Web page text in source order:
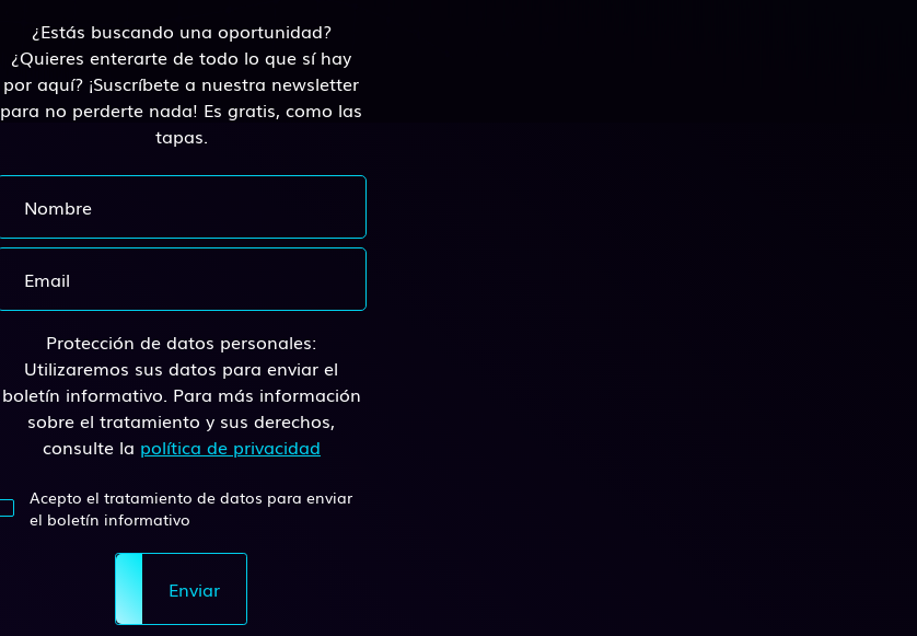
¿Estás buscando una oportunidad?
¿Quieres enterarte de todo lo que sí hay
por aquí? ¡Suscríbete a nuestra newsletter
para no perderte nada! Es gratis, como las
tapas.
Protección de datos personales:
Utilizaremos sus datos para enviar el
boletín informativo. Para más información
sobre el tratamiento y sus derechos,
consulte la política de privacidad
Acepto el tratamiento de datos para enviar
el boletín informativo
Enviar